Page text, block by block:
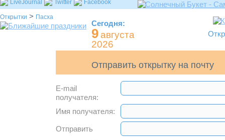
LiveJournal Twitter Facebook
Открытки > Пасха
Сегодня:
9августа
2026
Отправить открытку на почту
E-mail
получателя:
Имя получателя:
Отправить